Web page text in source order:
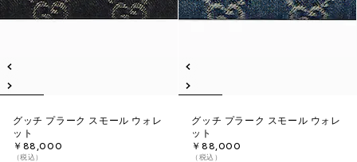
グッチ プラーク スモール ウォレ
ット
￥88,000
（税込）
グッチ プラーク スモール ウォレ
ット
￥88,000
（税込）